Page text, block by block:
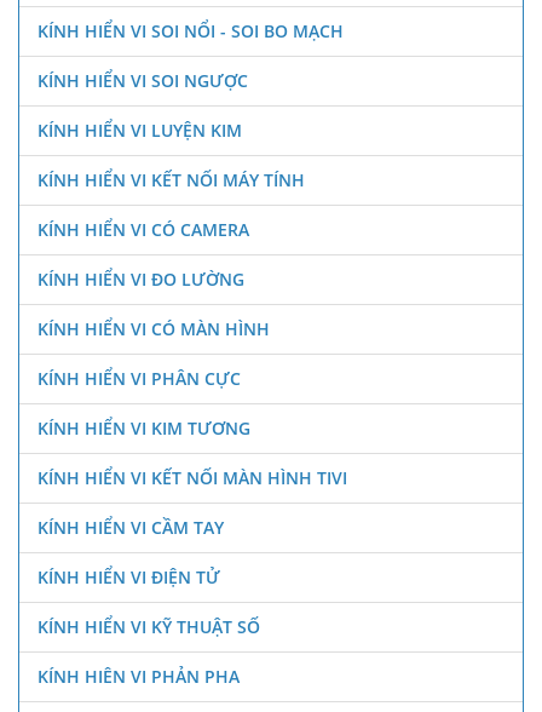
KÍNH HIỂN VI SOI NỔI - SOI BO MẠCH
KÍNH HIỂN VI SOI NGƯỢC
KÍNH HIỂN VI LUYỆN KIM
KÍNH HIỂN VI KẾT NỐI MÁY TÍNH
KÍNH HIỂN VI CÓ CAMERA
KÍNH HIỂN VI ĐO LƯỜNG
KÍNH HIỂN VI CÓ MÀN HÌNH
KÍNH HIỂN VI PHÂN CỰC
KÍNH HIỂN VI KIM TƯƠNG
KÍNH HIỂN VI KẾT NỐI MÀN HÌNH TIVI
KÍNH HIỂN VI CẦM TAY
KÍNH HIỂN VI ĐIỆN TỬ
KÍNH HIỂN VI KỸ THUẬT SỐ
KÍNH HIÊN VI PHẢN PHA